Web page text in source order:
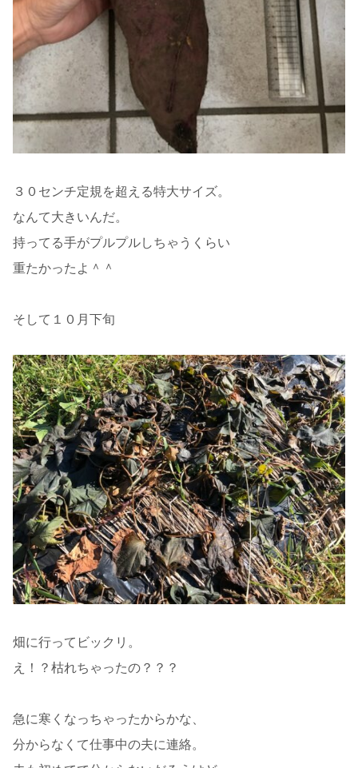
３０センチ定規を超える特大サイズ。
なんて大きいんだ。
持ってる手がプルプルしちゃうくらい
重たかったよ＾＾
そして１０月下旬
畑に行ってビックリ。
え！？枯れちゃったの？？？
急に寒くなっちゃったからかな、
分からなくて仕事中の夫に連絡。